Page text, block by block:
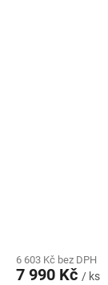
6 603 Kč bez DPH
7 990 Kč / ks